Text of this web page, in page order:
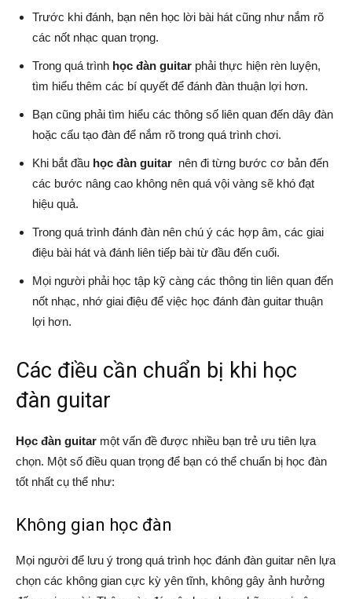
Trước khi đánh, bạn nên học lời bài hát cũng như nắm rõ
các nốt nhạc quan trọng.
Trong quá trình học đàn guitar phải thực hiện rèn luyện,
tìm hiểu thêm các bí quyết để đánh đàn thuận lợi hơn.
Bạn cũng phải tìm hiểu các thông số liên quan đến dây đàn
hoặc cấu tạo đàn để nắm rõ trong quá trình chơi.
Khi bắt đầu học đàn guitar nên đi từng bước cơ bản đến
các bước nâng cao không nên quá vội vàng sẽ khó đạt
hiệu quả.
Trong quá trình đánh đàn nên chú ý các hợp âm, các giai
điệu bài hát và đánh liên tiếp bài từ đầu đến cuối.
Mọi người phải học tập kỹ càng các thông tin liên quan đến
nốt nhạc, nhớ giai điệu để việc học đánh đàn guitar thuận
lợi hơn.
Các điều cần chuẩn bị khi học
đàn guitar
Học đàn guitar một vấn đề được nhiều bạn trẻ ưu tiên lựa
chọn. Một số điều quan trọng để bạn có thể chuẩn bị học đàn
tốt nhất cụ thể như:
Không gian học đàn
Mọi người để lưu ý trong quá trình học đánh đàn guitar nên lựa
chọn các không gian cực kỳ yên tĩnh, không gây ảnh hưởng